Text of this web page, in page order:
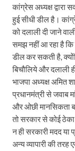
कांग्रेस अध्यक्ष द्वारा
हुई सीधी डील है।
को दलाली दी जाने
समझ नहीं आ रहा है कि
डील कर सकती है,
बिचौलिये और दलाली
भाजपा अध्यक्ष अमित
प्रधानमंत्री से जवाब
और ओछी मानसिकता
तो सरकार से कोई
न ही सरकारी मदद या
अन्य व्यापारी की तरह